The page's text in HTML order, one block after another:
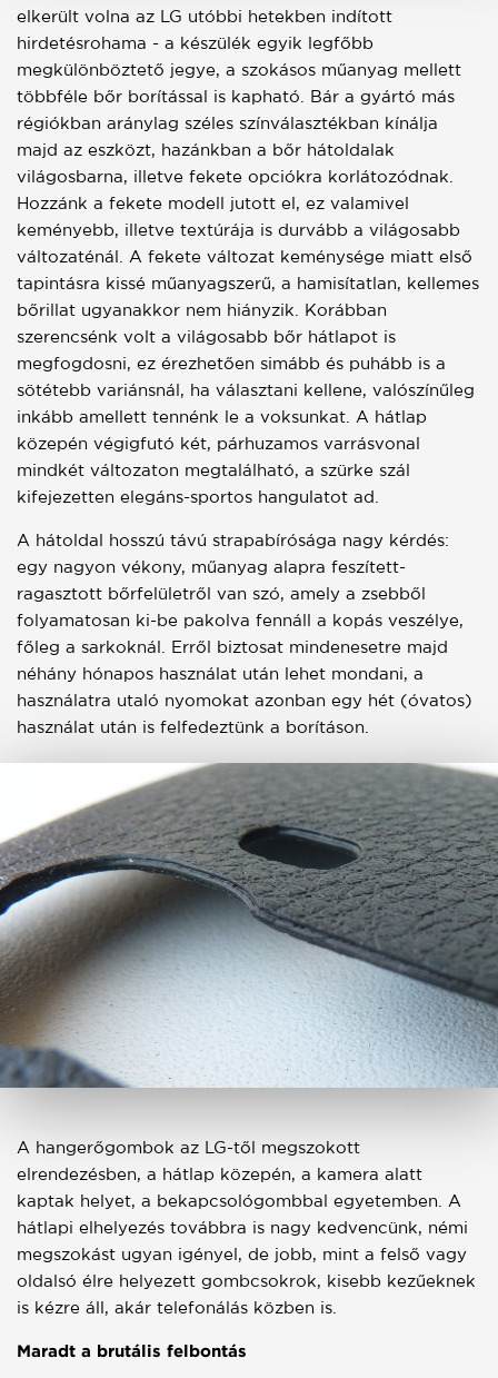
elkerült volna az LG utóbbi hetekben indított
hirdetésrohama - a készülék egyik legfőbb
megkülönböztető jegye, a szokásos műanyag mellett
többféle bőr borítással is kapható. Bár a gyártó más
régiókban aránylag széles színválasztékban kínálja
majd az eszközt, hazánkban a bőr hátoldalak
világosbarna, illetve fekete opciókra korlátozódnak.
Hozzánk a fekete modell jutott el, ez valamivel
keményebb, illetve textúrája is durvább a világosabb
változaténál. A fekete változat keménysége miatt első
tapintásra kissé műanyagszerű, a hamisítatlan, kellemes
bőrillat ugyanakkor nem hiányzik. Korábban
szerencsénk volt a világosabb bőr hátlapot is
megfogdosni, ez érezhetően simább és puhább is a
sötétebb variánsnál, ha választani kellene, valószínűleg
inkább amellett tennénk le a voksunkat. A hátlap
közepén végigfutó két, párhuzamos varrásvonal
mindkét változaton megtalálható, a szürke szál
kifejezetten elegáns-sportos hangulatot ad.
A hátoldal hosszú távú strapabírósága nagy kérdés:
egy nagyon vékony, műanyag alapra feszített-
ragasztott bőrfelületről van szó, amely a zsebből
folyamatosan ki-be pakolva fennáll a kopás veszélye,
főleg a sarkoknál. Erről biztosat mindenesetre majd
néhány hónapos használat után lehet mondani, a
használatra utaló nyomokat azonban egy hét (óvatos)
használat után is felfedeztünk a borításon.
A hangerőgombok az LG-től megszokott
elrendezésben, a hátlap közepén, a kamera alatt
kaptak helyet, a bekapcsológombbal egyetemben. A
hátlapi elhelyezés továbbra is nagy kedvencünk, némi
megszokást ugyan igényel, de jobb, mint a felső vagy
oldalsó élre helyezett gombcsokrok, kisebb kezűeknek
is kézre áll, akár telefonálás közben is.
Maradt a brutális felbontás